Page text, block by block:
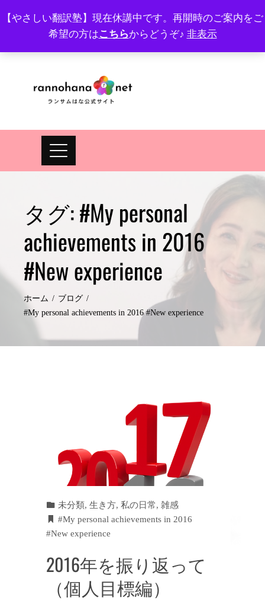
【やさしい翻訳塾】現在休講中です。再開時のご案内をご
希望の方はこちらからどうぞ♪ 非表示
プロフィール FAQ Site map JA EN
タグ:#My personal
achievements in 2016
#New experience
ホーム
ブログ
#My personal achievements in 2016 #New experience
未分類,生き方,私の日常,雑感
#My personal achievements in 2016
#New experience
2016年を振り返って
（個人目標編）